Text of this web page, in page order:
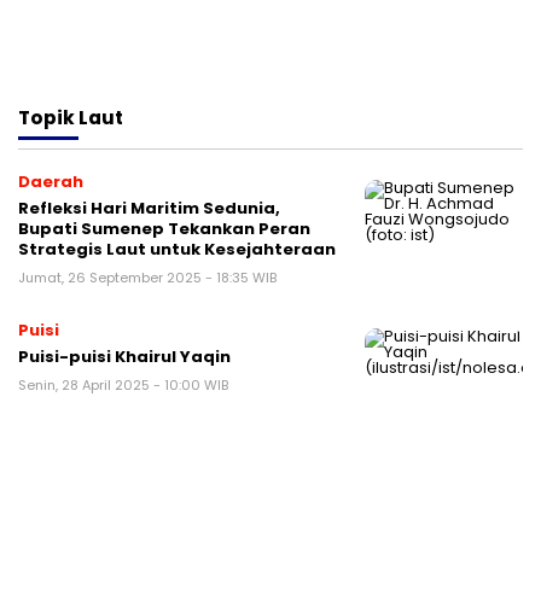
TopikLaut
Daerah
Refleksi Hari Maritim Sedunia,
Bupati Sumenep Tekankan Peran
Strategis Laut untuk Kesejahteraan
Jumat, 26 September 2025 - 18:35 WIB
Puisi
Puisi-puisi Khairul Yaqin
Senin, 28 April 2025 - 10:00 WIB